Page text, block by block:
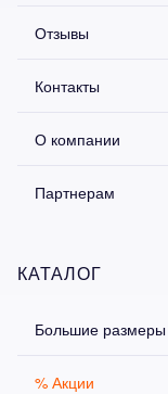
Отзывы
Контакты
О компании
Партнерам
КАТАЛОГ
Большие размеры
% Акции